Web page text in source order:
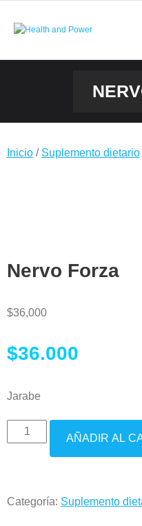
Inicio / Suplemento dietario
Nervo Forza
$36,000
$36.000
Jarabe
Nervo
AÑADIR AL
Categoría: Suplemento